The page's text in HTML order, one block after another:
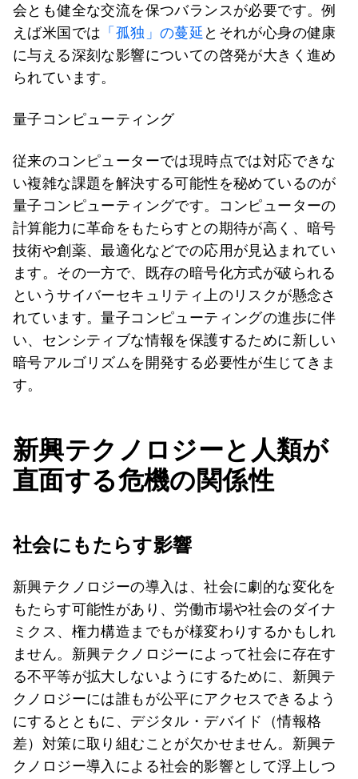
会とも健全な交流を保つバランスが必要です。例
えば米国では 「孤独」の蔓延 とそれが心身の健康
に与える深刻な影響についての啓発が大きく進め
られています。
量子コンピューティング
従来のコンピューターでは現時点では対応できな
い複雑な課題を解決する可能性を秘めているのが
量子コンピューティングです。コンピューターの
計算能力に革命をもたらすとの期待が高く、暗号
技術や創薬、最適化などでの応用が見込まれてい
ます。その一方で、既存の暗号化方式が破られる
というサイバーセキュリティ上のリスクが懸念さ
れています。量子コンピューティングの進歩に伴
い、センシティブな情報を保護するために新しい
暗号アルゴリズムを開発する必要性が生じてきま
す。
新興テクノロジーと人類が
直面する危機の関係性
社会にもたらす影響
新興テクノロジーの導入は、社会に劇的な変化を
もたらす可能性があり、労働市場や社会のダイナ
ミクス、権力構造までもが様変わりするかもしれ
ません。新興テクノロジーによって社会に存在す
る不平等が拡大しないようにするために、新興テ
クノロジーには誰もが公平にアクセスできるよう
にするとともに、デジタル・デバイド（情報格
差）対策に取り組むことが欠かせません。新興テ
クノロジー導入による社会的影響として浮上しつ